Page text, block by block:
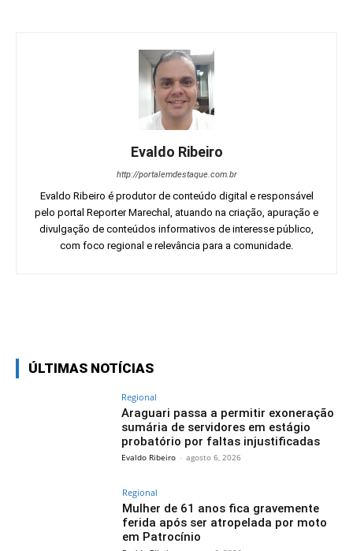
Evaldo Ribeiro
http://portalemdestaque.com.br
Evaldo Ribeiro é produtor de conteúdo digital e responsável
pelo portal Reporter Marechal, atuando na criação, apuração e
divulgação de conteúdos informativos de interesse público,
com foco regional e relevância para a comunidade.
ÚLTIMAS NOTÍCIAS
Regional
Araguari passa a permitir exoneração
sumária de servidores em estágio
probatório por faltas injustificadas
Evaldo Ribeiro - agosto 6, 2026
Regional
Mulher de 61 anos fica gravemente
ferida após ser atropelada por moto
em Patrocínio